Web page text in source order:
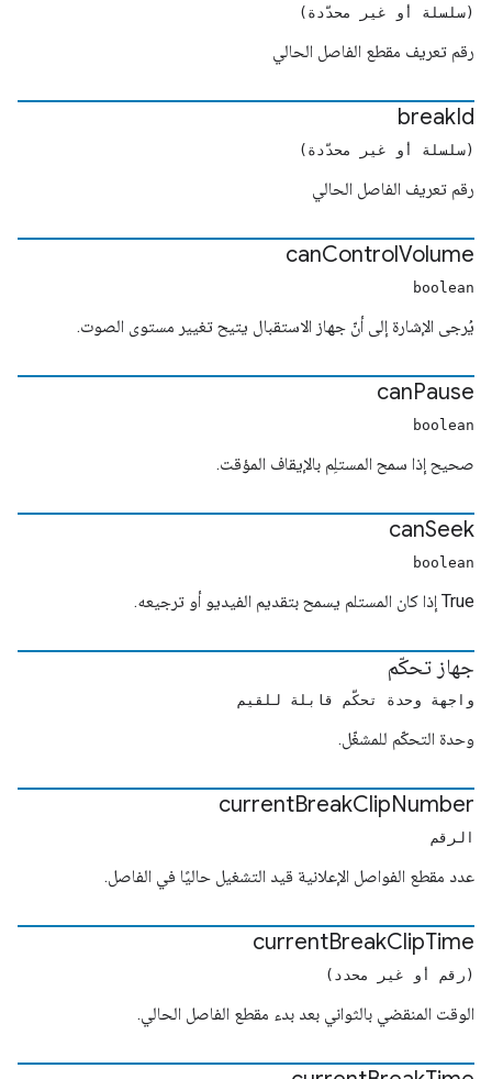
(سلسلة أو غير محدّدة)
رقم تعريف مقطع الفاصل الحالي
breakId
(سلسلة أو غير محدّدة)
رقم تعريف الفاصل الحالي
canControlVolume
boolean
يُرجى الإشارة إلى أنّ جهاز الاستقبال يتيح تغيير مستوى الصوت.
canPause
boolean
صحيح إذا سمح المستلِم بالإيقاف المؤقت.
canSeek
boolean
True إذا كان المستلم يسمح بتقديم الفيديو أو ترجيعه.
جهاز تحكّم
واجهة وحدة تحكّم قابلة للقيم
وحدة التحكّم للمشغّل.
currentBreakClipNumber
الرقم
عدد مقطع الفواصل الإعلانية قيد التشغيل حاليًا في الفاصل.
currentBreakClipTime
(رقم أو غير محدد)
الوقت المنقضي بالثواني بعد بدء مقطع الفاصل الحالي.